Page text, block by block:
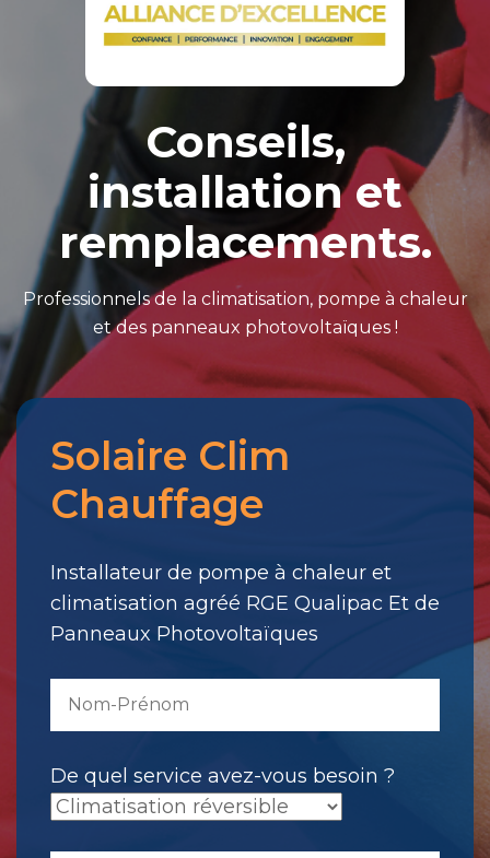
Conseils,
installation et
remplacements.
Professionnels de la climatisation, pompe à chaleur
et des panneaux photovoltaïques !
Merci
pour
votre
Il
a
été
Solaire Clim
Chauffage
Installateur de pompe à chaleur et
climatisation agréé RGE Qualipac Et de
Panneaux Photovoltaïques
De quel service avez-vous besoin ?